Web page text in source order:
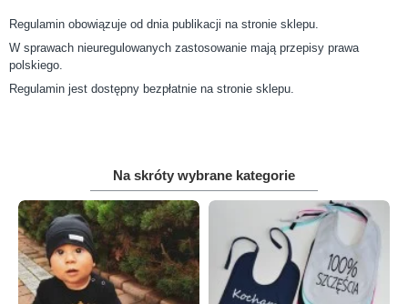
Regulamin obowiązuje od dnia publikacji na stronie sklepu.
W sprawach nieuregulowanych zastosowanie mają przepisy prawa
polskiego.
Regulamin jest dostępny bezpłatnie na stronie sklepu.
Na skróty wybrane kategorie